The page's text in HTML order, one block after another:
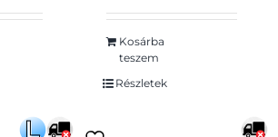
Kosárba
teszem
Részletek